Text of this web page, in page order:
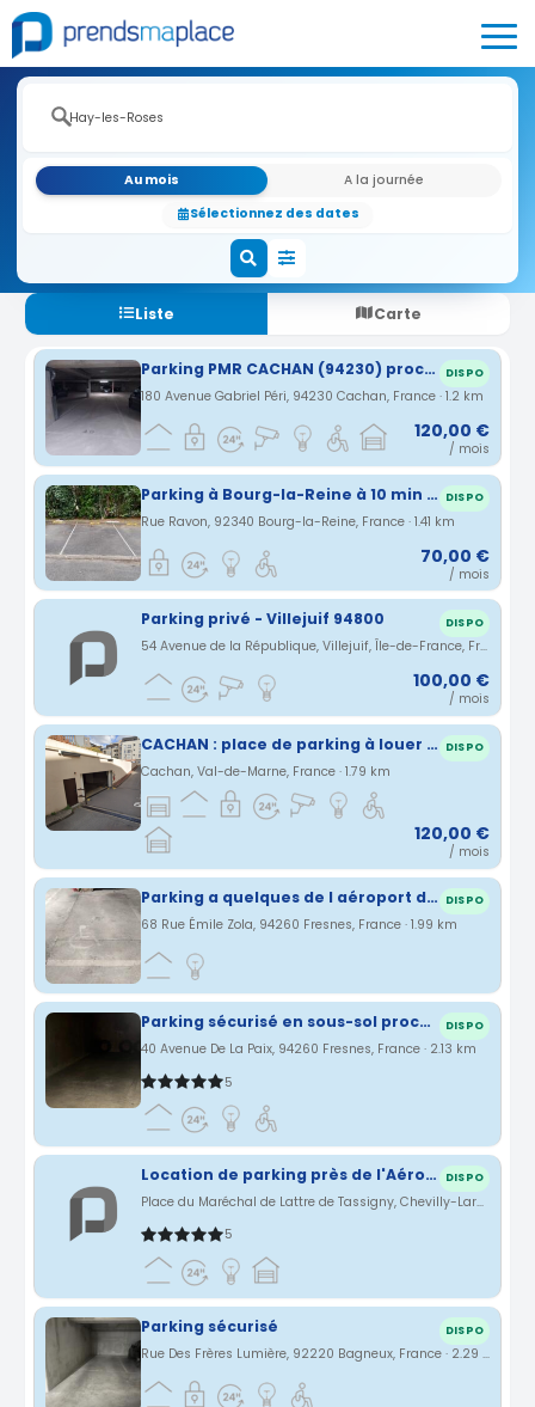
Au mois
A la journée
Sélectionnez des dates
Liste Carte
Parking PMR CACHAN (94230) proche A6-A10-A86-Paris-Orly-Rungis-gare de Lyon (ligne 14 à 600 mètres 4 stations) DISPO
180 Avenue Gabriel Péri, 94230 Cachan, France · 1.2 km
120,00 €
/ mois
Parking à Bourg-la-Reine à 10 min de la gare RER DISPO
Rue Ravon, 92340 Bourg-la-Reine, France · 1.41 km
70,00 €
/ mois
Parking privé - Villejuif 94800 DISPO
54 Avenue de la République, Villejuif, Île-de-France, France · 1.76 km
100,00 €
/ mois
CACHAN : place de parking à louer (centre-ville) DISPO
Cachan, Val-de-Marne, France · 1.79 km
120,00 €
/ mois
Parking a quelques de l aéroport d orly DISPO
68 Rue Émile Zola, 94260 Fresnes, France · 1.99 km
Parking sécurisé en sous-sol proche Aeroport Orly + Navette gratuite DISPO
40 Avenue De La Paix, 94260 Fresnes, France · 2.13 km
5
Location de parking près de l'Aéroport d'Orly (chevilly-Larue) DISPO
Place du Maréchal de Lattre de Tassigny, Chevilly-Larue, Île-de-France, France · 2.26 km
5
Parking sécurisé DISPO
Rue Des Frères Lumière, 92220 Bagneux, France · 2.29 km